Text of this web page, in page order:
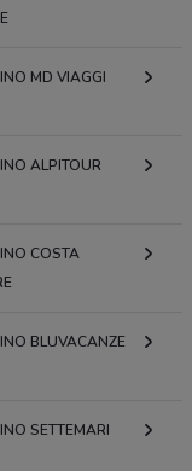
MD VIAGGI
ALPITOUR
COSTA
BLUVACANZE
SETTEMARI